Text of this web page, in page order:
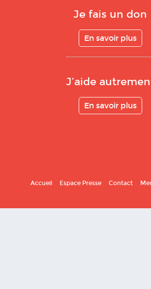
Je fais un don
En savoir plus
J’aide
En savoir plus
Accueil Espace Presse Contact